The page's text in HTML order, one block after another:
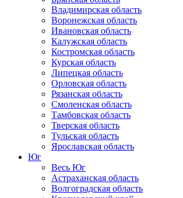
Владимирская область
Воронежская область
Ивановская область
Калужская область
Костромская область
Курская область
Липецкая область
Орловская область
Рязанская область
Смоленская область
Тамбовская область
Тверская область
Тульская область
Ярославская область
Юг
Весь Юг
Астраханская область
Волгоградская область